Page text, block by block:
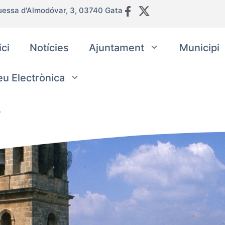
d'Almodóvar, 3, 03740 Gata
Notícies Ajuntament Municipi
Electrònica